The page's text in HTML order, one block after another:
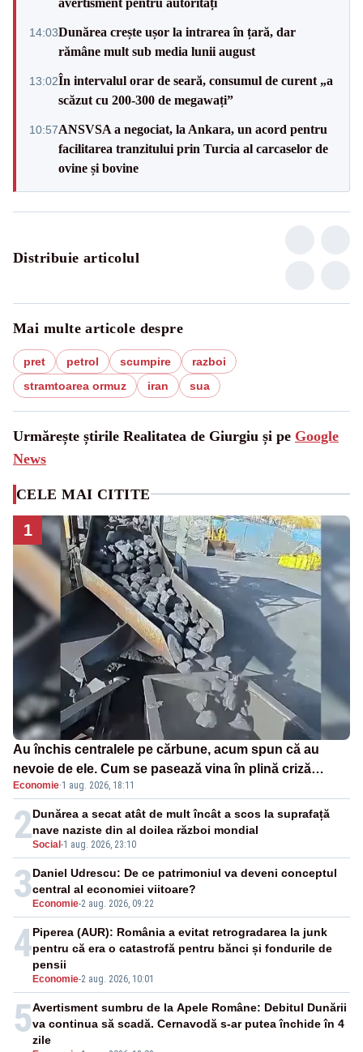
14:03Dunărea crește ușor la intrarea în țară, dar
rămâne mult sub media lunii august
13:02În intervalul orar de seară, consumul de curent „a
scăzut cu 200-300 de megawați”
10:57ANSVSA a negociat, la Ankara, un acord pentru
facilitarea tranzitului prin Turcia al carcaselor de
ovine și bovine
Distribuie articolul
Mai multe articole despre
pret petrol scumpire
razboi
stramtoarea ormuz
iran sua
Urmărește știrile Realitatea de Giurgiu și pe Google
News
CELE MAI CITITE
1
Au închis centralele pe cărbune, acum spun că au
nevoie de ele. Cum se pasează vina în plină criză
energetică
Economie·1 aug. 2026, 18:11
2Social -1 aug. 2026, 23:10
Dunărea a secat atât de mult încât a scos la suprafață
nave naziste din al doilea război mondial
3 Economie-2 aug. 2026, 09:22
Daniel Udrescu: De ce patrimoniul va deveni conceptul
central al economiei viitoare?
4
Economie-2 aug. 2026, 10:01
Piperea (AUR): România a evitat retrogradarea la junk
pentru că era o catastrofă pentru bănci și fondurile de
pensii
5Avertisment sumbru de la Apele Române: Debitul Dunării
va continua să scadă. Cernavodă s-ar putea închide în 4
zile